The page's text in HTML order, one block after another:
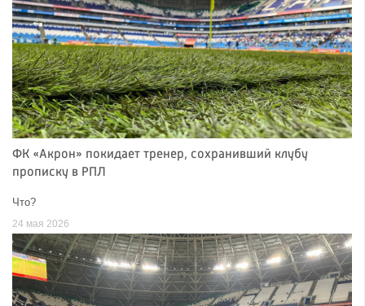
ФК «Акрон» покидает тренер, сохранивший клубу
прописку в РПЛ
Что?
24 мая 2026